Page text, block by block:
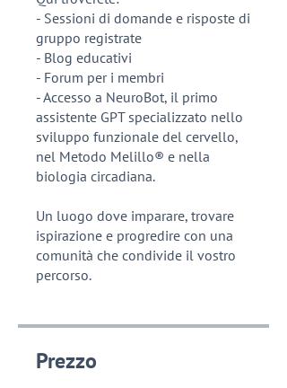
- Sessioni di domande e risposte di
gruppo registrate
- Blog educativi
- Forum per i membri
- Accesso a NeuroBot, il primo
assistente GPT specializzato nello
sviluppo funzionale del cervello,
nel Metodo Melillo® e nella
biologia circadiana.
Un luogo dove imparare, trovare
ispirazione e progredire con una
comunità che condivide il vostro
percorso.
Prezzo